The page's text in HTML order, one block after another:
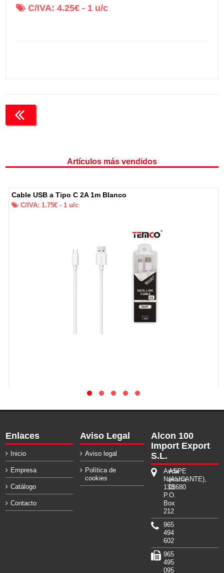
C/IVA:4.25€ - 1 u/c
Artículos más vendidos
Cable USB a Tipo C 2A 1m Blanco
C/IVA: 1.75€ - 1u/c
Enlaces
Inicio
Empresa
Catálogo
Contacto
Aviso Legal
Aviso legal
Política de
cookies
Alcon 100
Import Export
S.L.
Avda.
Navarra,
133.
P.O.
Box
212
ASPE
(ALICANTE),
03680
965
494
602
965
495
095